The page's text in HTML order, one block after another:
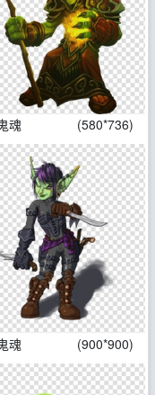
魂 (580*736)
魂 (900*900)